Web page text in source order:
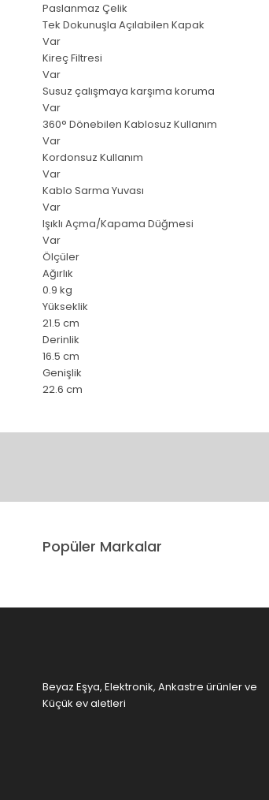
Paslanmaz Çelik
Tek Dokunuşla Açılabilen Kapak
Var
Kireç Filtresi
Var
Susuz çalışmaya karşıma koruma
Var
360° Dönebilen Kablosuz Kullanım
Var
Kordonsuz Kullanım
Var
Kablo Sarma Yuvası
Var
Işıklı Açma/Kapama Düğmesi
Var
Ölçüler
Ağırlık
0.9 kg
Yükseklik
21.5 cm
Derinlik
16.5 cm
Genişlik
22.6 cm
Ürün açıklamasında eksik bilgiler bulunuyor.
Popüler Markalar
Beyaz Eşya, Elektronik, Ankastre ürünler ve
Küçük ev aletleri